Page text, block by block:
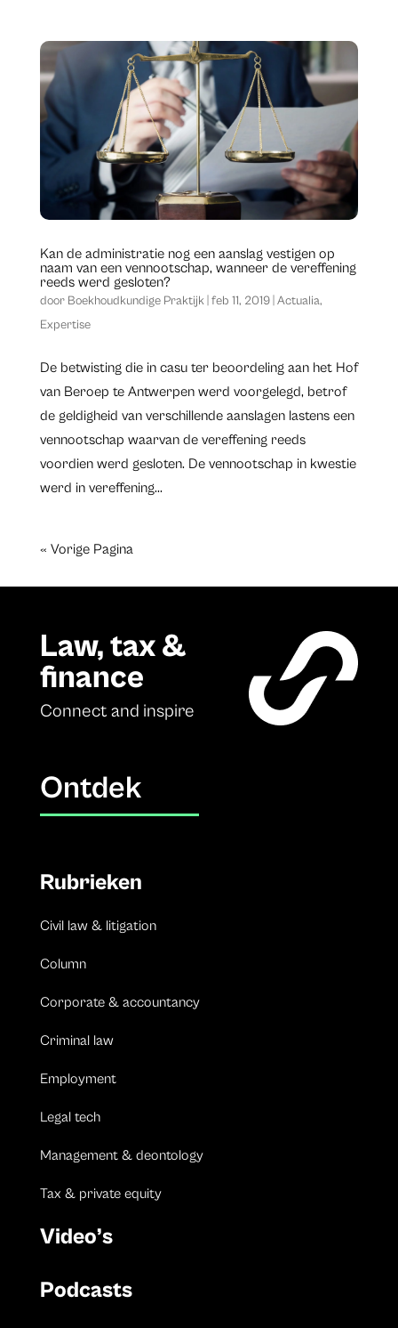
Kan de administratie nog een aanslag vestigen op
naam van een vennootschap, wanneer de vereffening
reeds werd gesloten?
door Boekhoudkundige Praktijk| feb 11, 2019| Actualia,
Expertise
De betwisting die in casu ter beoordeling aan het Hof
van Beroep te Antwerpen werd voorgelegd, betrof
de geldigheid van verschillende aanslagen lastens een
vennootschap waarvan de vereffening reeds
voordien werd gesloten. De vennootschap in kwestie
werd in vereffening...
« Vorige Pagina
Law, tax &
finance
Connect and inspire
Ontdek
Rubrieken
Civil law & litigation
Column
Corporate & accountancy
Criminal law
Employment
Legal tech
Management & deontology
Tax & private equity
Video’s
Podcasts